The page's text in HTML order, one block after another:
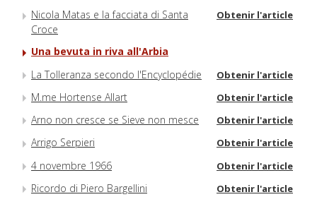
Nicola Matas e la facciata di Santa
Croce
Obtenir l'article
Una bevuta in riva all'Arbia
La Tolleranza secondo l'Encyclopédie
Obtenir l'article
M.me Hortense Allart Obtenir l'article
Arno non cresce se Sieve non mesce Obtenir l'article
Arrigo Serpieri Obtenir l'article
4 novembre 1966 Obtenir l'article
Ricordo di Piero Bargellini Obtenir l'article